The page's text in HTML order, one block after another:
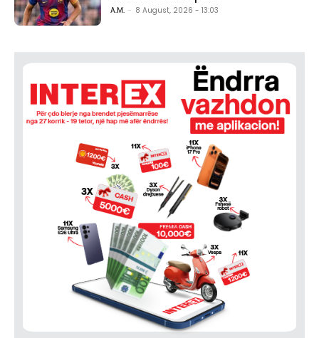
A.M. - 8 August, 2026 - 13:03